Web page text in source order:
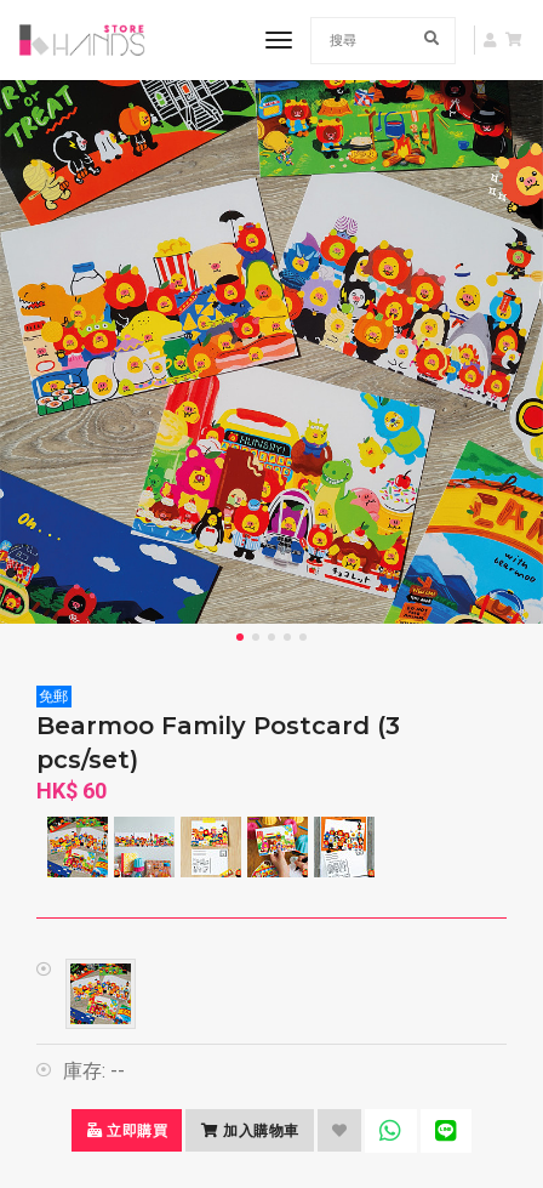
toggle navigation
免郵
Bearmoo Family Postcard (3
pcs/set)
HK$ 60
庫存: --
立即購買 加入購物車